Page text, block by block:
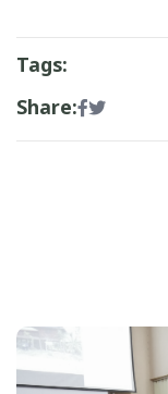
Tags:
Share: